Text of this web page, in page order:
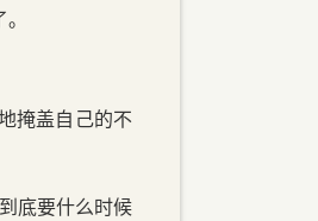
掩盖自己的不
底要什么时候